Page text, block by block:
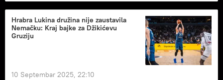
Hrabra Lukina družina nije zaustavila
Nemačku: Kraj bajke za Džikićevu
Gruziju
10 Septembar 2025, 22:10